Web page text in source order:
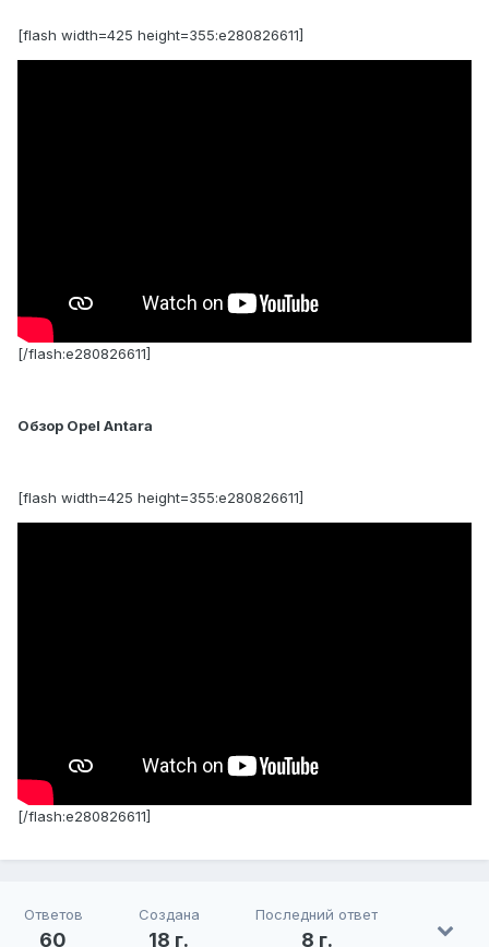
[flash width=425 height=355:e280826611]
[/flash:e280826611]
Обзор Opel Antara
[flash width=425 height=355:e280826611]
[/flash:e280826611]
Ответов
60
Создана
18 г.
Последний ответ
8 г.